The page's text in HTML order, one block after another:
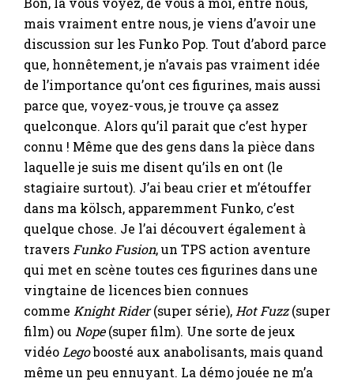
mais vraiment entre nous, je viens d’avoir une
discussion sur les Funko Pop. Tout d’abord parce
que, honnêtement, je n’avais pas vraiment idée
de l’importance qu’ont ces figurines, mais aussi
parce que, voyez-vous, je trouve ça assez
quelconque. Alors qu’il parait que c’est hyper
connu ! Même que des gens dans la pièce dans
laquelle je suis me disent qu’ils en ont (le
stagiaire surtout). J’ai beau crier et m’étouffer
dans ma kölsch, apparemment Funko, c’est
quelque chose. Je l’ai découvert également à
travers Funko Fusion, un TPS action aventure
qui met en scène toutes ces figurines dans une
vingtaine de licences bien connues
comme Knight Rider(super série), Hot Fuzz(super
film) ou Nope(super film). Une sorte de jeux
vidéo Legoboosté aux anabolisants, mais quand
même un peu ennuyant. La démo jouée ne m’a